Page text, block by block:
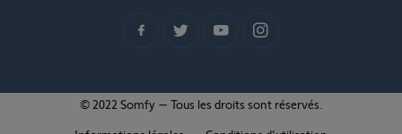
© 2022 Somfy – Tous les droits sont réservés.